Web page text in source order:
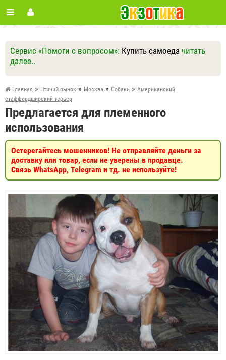
Сервис «Помоги с вопросом»: Купить самоеда читать
далее..
Ответить Другие вопросы
Задать вопрос
Главная » Птичий рынок » Москва » Собаки » Американский
стаффордширский терьер
Предлагается для племенного
использования
Остерегайтесь мошенников! Не отправляйте деньги за
доставку или товар, если не уверены в продавце.
Связь WhatsApp, Telegram и тд. не используйте!